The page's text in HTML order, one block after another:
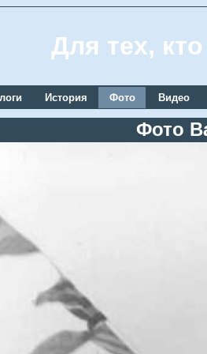
Для тех,
История Фото Видео
Фото